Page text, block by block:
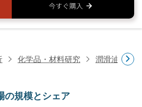
化学品・材料研究 潤滑油・燃
の規模とシェア